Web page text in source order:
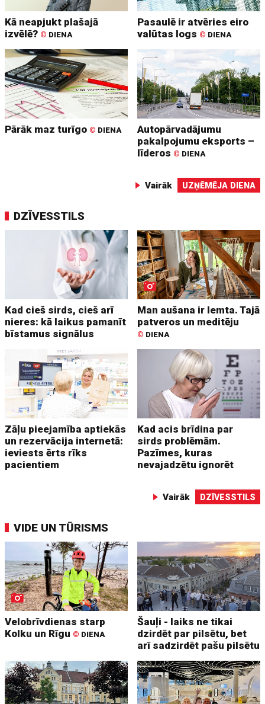
Kā neapjukt plašajā
izvēlē? © DIENA
Pasaulē ir atvēries eiro
valūtas logs © DIENA
Pārāk maz turīgo © DIENA
Autopārvadājumu
pakalpojumu eksports –
līderos © DIENA
Vairāk UZŅĒMĒJA DIENA
DZĪVESSTILS
Kad cieš sirds, cieš arī
nieres: kā laikus pamanīt
bīstamus signālus
Man aušana ir lemta. Tajā
patveros un meditēju
© DIENA
Zāļu pieejamība aptiekās
un rezervācija internetā:
ieviests ērts rīks
pacientiem
Kad acis brīdina par
sirds problēmām.
Pazīmes, kuras
nevajadzētu ignorēt
Vairāk DZĪVESSTILS
VIDE UN TŪRISMS
Velobrīvdienas starp
Kolku un Rīgu © DIENA
Šauļi - laiks ne tikai
dzirdēt par pilsētu, bet
arī sadzirdēt pašu pilsētu